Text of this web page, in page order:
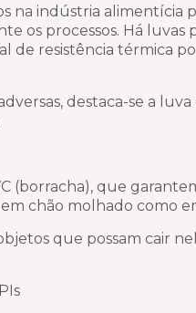
na indústria alimentícia
os processos. Há luvas
de resistência térmica
destaca-se a
(borracha), que
chão molhado como
que possam cair